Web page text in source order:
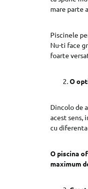
mare parte
Piscinele
Nu-ti face
foarte
O
Dincolo de
acest sens,
cu
O piscina
maximum